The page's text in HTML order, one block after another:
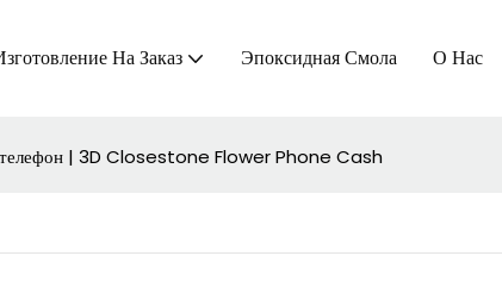
На Заказ Эпоксидная Смола О Нас
телефон | 3D Closestone Flower Phone Cash